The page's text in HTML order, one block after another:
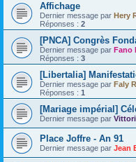
Affichage
Dernier message par Hery
Réponses : 2
[PNCA] Congrès
Dernier message par Fano
Réponses : 3
[Libertalia]
Dernier message par Faly
Réponses : 1
[Mariage impérial]
Dernier message par
Place Joffre - An 91
Dernier message par Jean